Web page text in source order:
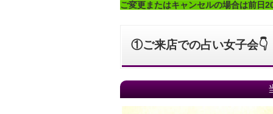
ご変更またはキャンセルの場合は前日
①ご来店での占い女子会👇